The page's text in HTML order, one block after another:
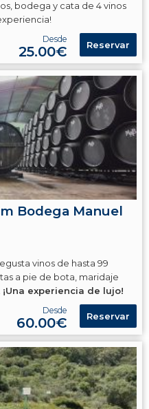
bodega y cata de 4 vinos
Desde
25.00€ Reservar
Bodega Manuel
vinos de hasta 99
a pie de bota, maridaje
¡Una experiencia de lujo!
Desde
60.00€ Reservar